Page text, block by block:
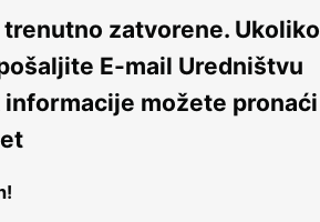
trenutno zatvorene. Ukoliko
E-mail Uredništvu
možete pronaći